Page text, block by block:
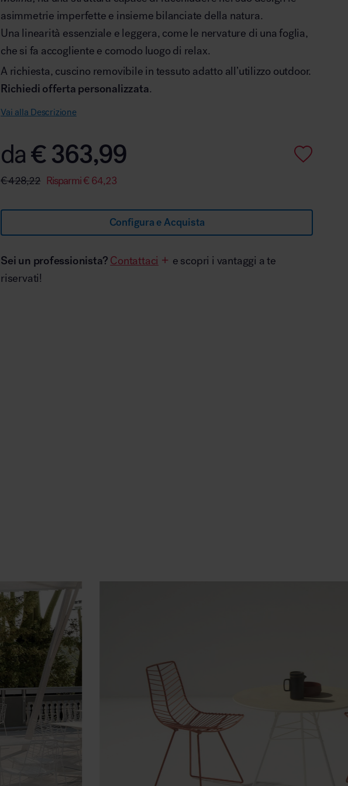
asimmetrie imperfette e insieme bilanciate della natura.
Una linearità essenziale e leggera, come le nervature di una foglia,
che si fa accogliente e comodo luogo di relax.
A richiesta, cuscino removibile in tessuto adatto all’utilizzo outdoor.
Richiedi offerta personalizzata.
Vai alla Descrizione
da€363,99
€428,22 Risparmi€ 64,23
Configura e Acquista
Sei un professionista? Contattaci
e scopri i vantaggi a te
riservati!